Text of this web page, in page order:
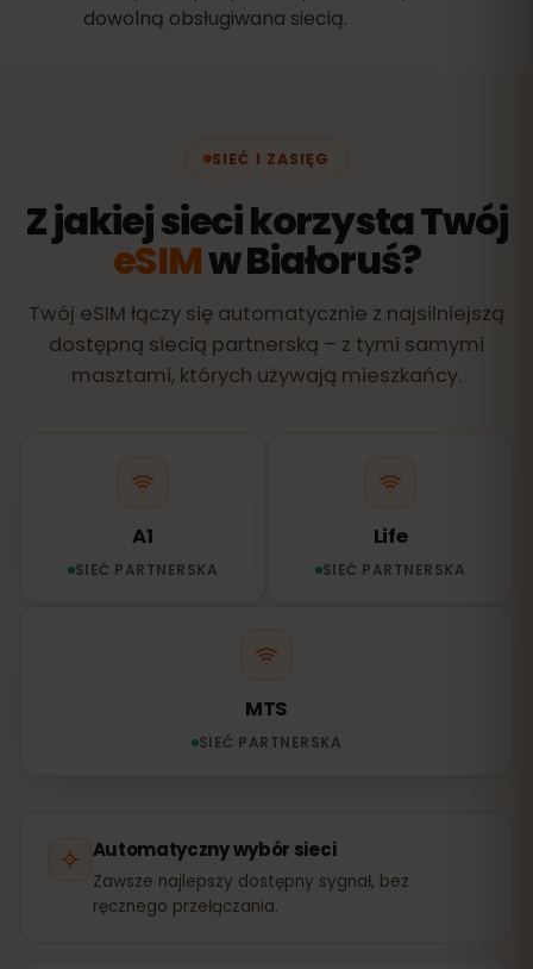
dowolną obsługiwana siecią.
SIEĆ I ZASIĘG
Z jakiej sieci korzysta Twój
eSIMw Białoruś?
Twój eSIM łączy się automatycznie z najsilniejszą
dostępną siecią partnerską – z tymi samymi
masztami, których używają mieszkańcy.
A1
SIEĆ PARTNERSKA
Life
SIEĆ PARTNERSKA
MTS
SIEĆ PARTNERSKA
Automatyczny wybór sieci
Zawsze najlepszy dostępny sygnał, bez
ręcznego przełączania.